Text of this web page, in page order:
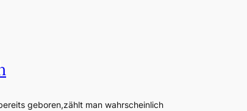
geboren,zählt man wahrscheinlich